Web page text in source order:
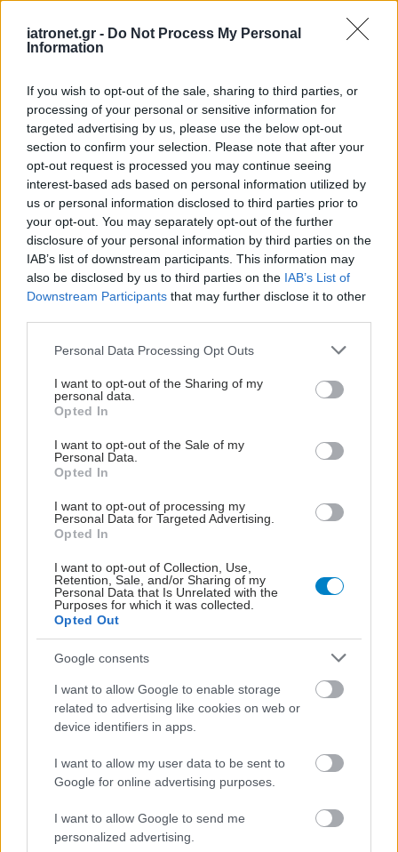
iatronet.gr - Do Not Process My Personal
Information
If you wish to opt-out of the sale, sharing to third parties, or
processing of your personal or sensitive information for
targeted advertising by us, please use the below opt-out
section to confirm your selection. Please note that after your
opt-out request is processed you may continue seeing
interest-based ads based on personal information utilized by
us or personal information disclosed to third parties prior to
your opt-out. You may separately opt-out of the further
disclosure of your personal information by third parties on the
IAB’s list of downstream participants. This information may
also be disclosed by us to third parties on the IAB’s List of
Downstream Participants that may further disclose it to other
Please note that this website/app uses one or more Google
not limited to your visit or usage behaviour. You may click to
grant or deny consent to Google and its third-party tags to
use your data for below specified purposes in below Google
consent section.
Personal Data Processing Opt Outs
I want to opt-out of the Sharing of my
personal data.
Opted In
I want to opt-out of the Sale of my
Personal Data.
Opted In
I want to opt-out of processing my
Personal Data for Targeted Advertising.
Opted In
I want to opt-out of Collection, Use,
Retention, Sale, and/or Sharing of my
Personal Data that Is Unrelated with the
Purposes for which it was collected.
Opted Out
Google consents
I want to allow Google to enable storage
related to advertising like cookies on web or
device identifiers in apps.
I want to allow my user data to be sent to
Google for online advertising purposes.
I want to allow Google to send me
personalized advertising.
Καρκίνος
Προσθέστε το iatronet.gr στο Discover
shares
ΔΙΑΒΑΣΤΕ ΑΚΟΜΑ
φρουκτόζη συμβάλλει
νόσου [μελέτη]
Ευρωπαϊκό Πρόγραμμα
Προκλήσεις σε άτομα με
εμπειρία καρκίνου μετά
μελέτη]
Η Χρ. Κράββαρη
Ομάδας Εργασίας για το
Εθνικό Σχέδιο Δράσης
Κατά του Καρκίνου